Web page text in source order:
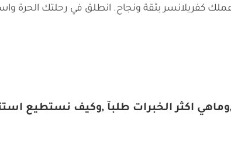
عملك كفريلانسر بثقة ونجاح. انطلق في رحلتك
اكثر الخبرات طلبآ ,وكيف نستطيع